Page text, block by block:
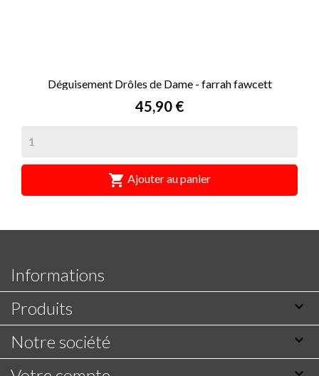
Déguisement Drôles de Dame - farrah fawcett
Prix
45,90 €
 Ajouter au panier
Informations
Produits

Notre société 